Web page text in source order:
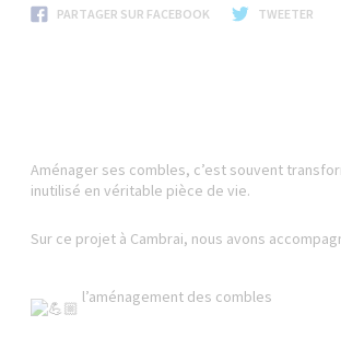
PARTAGER SUR FACEBOOK TWEETER
Aménager ses combles, c’est souvent
inutilisé en véritable pièce de vie.
Sur ce projet à Cambrai, nous avons
l’aménagement des combles